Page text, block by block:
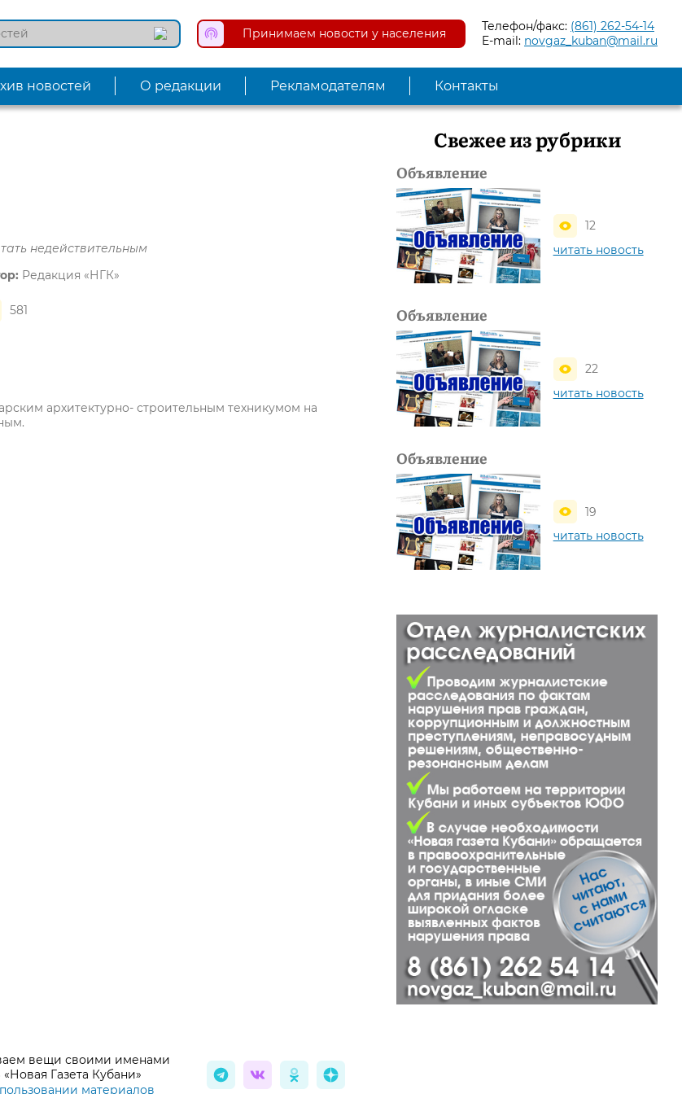
Принимаем новости у населения Телефон/факс: (861) 262-54-14
E-mail: novgaz_kuban@mail.ru
новостей О редакции Рекламодателям Контакты
недействительным
Редакция «НГК»
581
архитектурно- строительным техникумом на
Свежее из рубрики
Объявление
12
читать новость
Объявление
22
читать новость
Объявление
19
читать новость
вещи своими именами
Газета Кубани»
материалов